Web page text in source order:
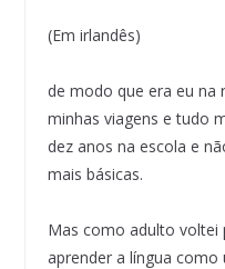
(Em irlandês)
de modo que era eu na
minhas viagens e tudo
dez anos na escola e
mais básicas.
Mas como adulto voltei
aprender a língua como